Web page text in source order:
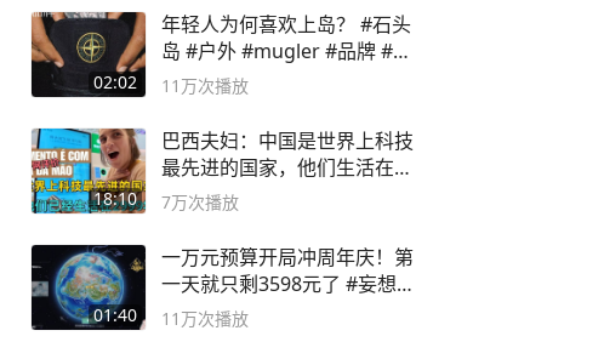
02:02
年轻人为何喜欢上岛？ #石头
岛 #户外 #mugler #品牌 #足
球流氓
11万次播放
18:10
巴西夫妇：中国是世界上科技
最先进的国家，他们生活在
2999年
7万次播放
01:40
一万元预算开局冲周年庆！第
一天就只剩3598元了 #妄想山
海
11万次播放